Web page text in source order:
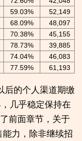
59.03%
52,149
68.09%
48,097
70.38%
45,155
78.73%
39,885
74.04%
46,083
77.59% 61,193
后的个人渠道期缴
几乎稳定保持在
前面章节，关于
力，除非继续招